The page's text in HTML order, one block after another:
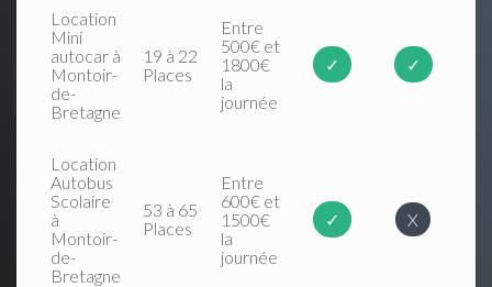
Location
Mini
autocar à
Montoir-
de-
Bretagne
19 à 22
Places
Entre
500€ et
1800€
la
journée
✓ ✓
Location
Autobus
Scolaire
à
Montoir-
de-
Bretagne
53 à 65
Places
Entre
600€ et
1500€
la
journée
✓ X